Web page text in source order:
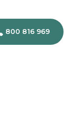
800 816 969